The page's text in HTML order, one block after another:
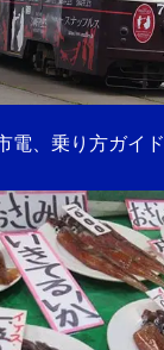
電、乗り方ガイド